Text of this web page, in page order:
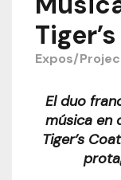
Expos/
El duo
música en
Tiger’s